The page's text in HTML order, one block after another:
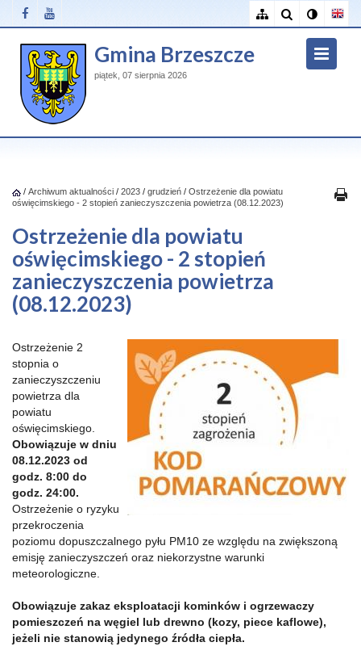
Gmina Brzeszcze
piątek, 07 sierpnia 2026
/ Archiwum aktualności / 2023 / grudzień / Ostrzeżenie dla powiatu
oświęcimskiego - 2 stopień zanieczyszczenia powietrza (08.12.2023)
Ostrzeżenie dla powiatu
oświęcimskiego - 2 stopień
zanieczyszczenia powietrza
(08.12.2023)
Ostrzeżenie 2
stopnia o
zanieczyszczeniu
powietrza dla
powiatu
oświęcimskiego.
Obowiązuje w dniu
08.12.2023 od
godz. 8:00 do
godz. 24:00.
Ostrzeżenie o ryzyku
przekroczenia
poziomu dopuszczalnego pyłu PM10 ze względu na zwiększoną
emisję zanieczyszczeń oraz niekorzystne warunki
meteorologiczne.
Obowiązuje zakaz eksploatacji kominków i ogrzewaczy
pomieszczeń na węgiel lub drewno (kozy, piece kaflowe),
jeżeli nie stanowią jedynego źródła ciepła.